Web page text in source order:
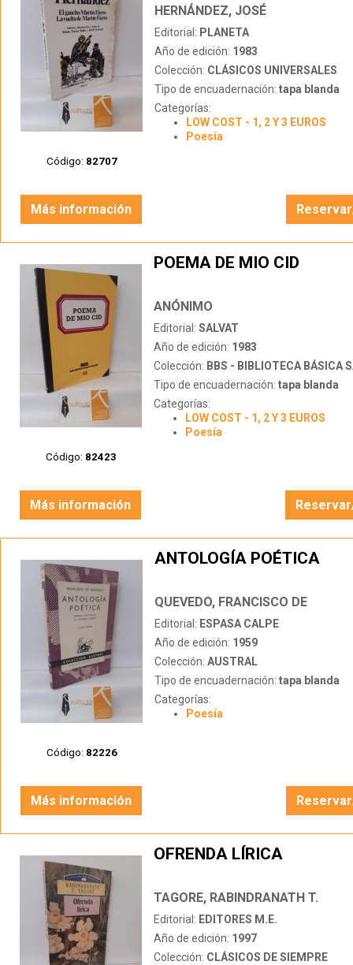
Código: 82707
HERNÁNDEZ, JOSÉ
Editorial: PLANETA
Año de edición: 1983
Colección: CLÁSICOS UNIVERSALES
Tipo de encuadernación: tapa blanda
Categorías:
LOW COST - 1, 2 Y 3 EUROS
Poesía
Más información
Código: 82423
POEMA DE MIO CID
ANÓNIMO
Editorial: SALVAT
Año de edición: 1983
Colección: BBS - BIBLIOTECA BÁSICA
Tipo de encuadernación: tapa blanda
Categorías:
LOW COST - 1, 2 Y 3 EUROS
Poesía
Más información
Código: 82226
ANTOLOGÍA POÉTICA
QUEVEDO, FRANCISCO DE
Editorial: ESPASA CALPE
Año de edición: 1959
Colección: AUSTRAL
Tipo de encuadernación: tapa blanda
Categorías:
Poesía
Más información
OFRENDA LÍRICA
TAGORE, RABINDRANATH T.
Editorial: EDITORES M.E.
Año de edición: 1997
Colección: CLÁSICOS DE SIEMPRE